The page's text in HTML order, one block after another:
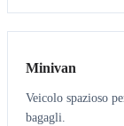
6 5
Minivan
Veicolo spazioso
bagagli.